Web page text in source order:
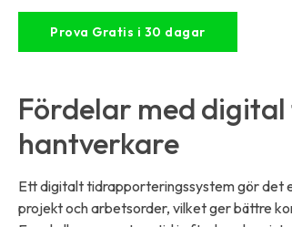
Prova Gratis i 30 dagar
Fördelar med
hantverkare
Ett digitalt tidrapporteringssystem gör det
projekt och arbetsorder, vilket ger bättre